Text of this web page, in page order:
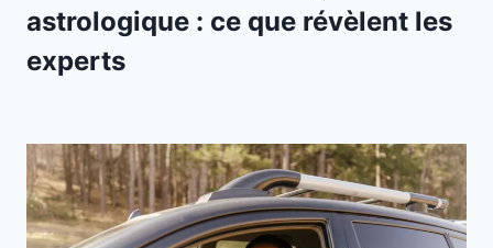
astrologique : ce que révèlent les
experts